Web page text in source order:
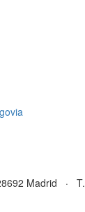
Madrid · T.